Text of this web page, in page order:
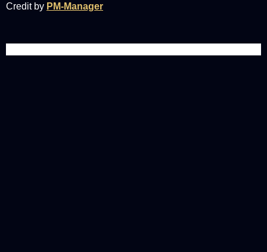
Credit by PM-Manager